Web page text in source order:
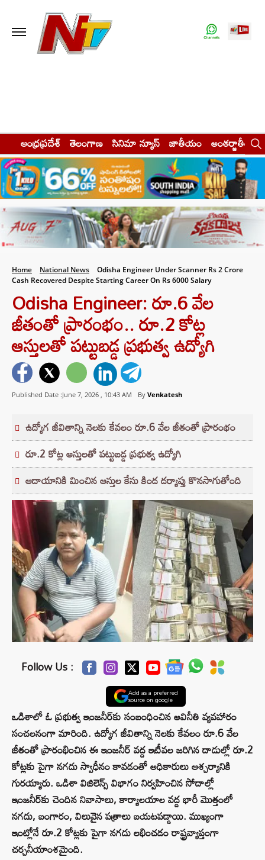
ఆంధ్రప్రదేశ్ తెలంగాణ సినిమా న్యూస్ జాతీయం అంతర్జాతీయం
Home National News
Odisha Engineer Under Scanner Rs 2 Crore
Cash Recovered Despite Starting Career On Rs 6000 Salary
Odisha Engineer: రూ.6 వేల
జీతంతో ప్రారంభం.. రూ.2 కోట్ల
ఆస్తులతో పట్టుబడ్డ ప్రభుత్వ ఉద్యోగి
Published Date :June 7, 2026 , 10:43 AM By Venkatesh
ఉద్యోగ జీవితాన్ని నెలకు కేవలం రూ.6 వేల జీతంతో ప్రారంభం
రూ.2 కోట్ల ఆస్తులతో పట్టుబడ్డ ప్రభుత్వ ఉద్యోగి
ఆదాయానికి మించిన ఆస్తుల కేసు కింద దర్యాప్తు కొనసాగుతోంది
Follow Us :
Add as a preferred
source on google
ఒడిశాలో ఓ ప్రభుత్వ ఇంజనీర్‌కు సంబంధించిన అవినీతి వ్యవహారం
సంచలనంగా మారింది. ఉద్యోగ జీవితాన్ని నెలకు కేవలం రూ.6 వేల
జీతంతో ప్రారంభించిన ఈ ఇంజనీర్ వద్ద ఇటీవల జరిగిన దాడుల్లో రూ.2
కోట్లకు పైగా నగదు స్వాధీనం కావడంతో అధికారులు ఆశ్చర్యానికి
గురయ్యారు. ఒడిశా విజిలెన్స్ విభాగం నిర్వహించిన సోదాల్లో
ఇంజనీర్‌కు చెందిన నివాసాలు, కార్యాలయాల వద్ద భారీ మొత్తంలో
నగదు, బంగారం, విలువైన పత్రాలు బయటపడ్డాయి. ముఖ్యంగా
ఇంట్లోనే రూ.2 కోట్లకు పైగా నగదు లభించడం రాష్ట్రవ్యాప్తంగా
చర్చనీయాంశమైంది.